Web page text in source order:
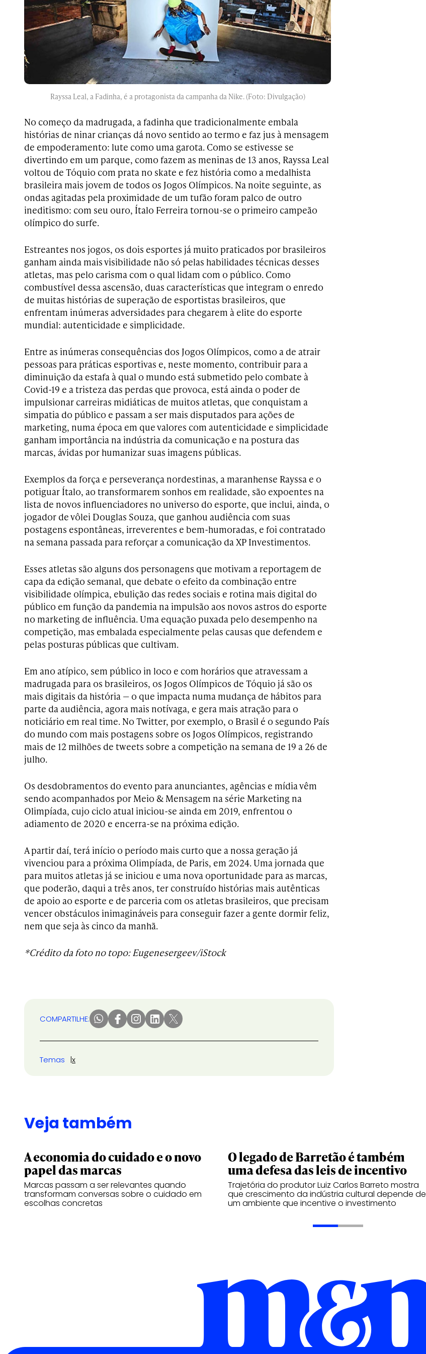
Rayssa Leal, a Fadinha, é a protagonista da campanha da Nike. (Foto: Divulgação)
No começo da madrugada, a fadinha que tradicionalmente embala
histórias de ninar crianças dá novo sentido ao termo e faz jus à mensagem
de empoderamento: lute como uma garota. Como se estivesse se
divertindo em um parque, como fazem as meninas de 13 anos, Rayssa Leal
voltou de Tóquio com prata no skate e fez história como a medalhista
brasileira mais jovem de todos os Jogos Olímpicos. Na noite seguinte, as
ondas agitadas pela proximidade de um tufão foram palco de outro
ineditismo: com seu ouro, Ítalo Ferreira tornou-se o primeiro campeão
olímpico do surfe.
Estreantes nos jogos, os dois esportes já muito praticados por brasileiros
ganham ainda mais visibilidade não só pelas habilidades técnicas desses
atletas, mas pelo carisma com o qual lidam com o público. Como
combustível dessa ascensão, duas características que integram o enredo
de muitas histórias de superação de esportistas brasileiros, que
enfrentam inúmeras adversidades para chegarem à elite do esporte
mundial: autenticidade e simplicidade.
Entre as inúmeras consequências dos Jogos Olímpicos, como a de atrair
pessoas para práticas esportivas e, neste momento, contribuir para a
diminuição da estafa à qual o mundo está submetido pelo combate à
Covid-19 e a tristeza das perdas que provoca, está ainda o poder de
impulsionar carreiras midiáticas de muitos atletas, que conquistam a
simpatia do público e passam a ser mais disputados para ações de
marketing, numa época em que valores com autenticidade e simplicidade
ganham importância na indústria da comunicação e na postura das
marcas, ávidas por humanizar suas imagens públicas.
Exemplos da força e perseverança nordestinas, a maranhense Rayssa e o
potiguar Ítalo, ao transformarem sonhos em realidade, são expoentes na
lista de novos influenciadores no universo do esporte, que inclui, ainda, o
jogador de vôlei Douglas Souza, que ganhou audiência com suas
postagens espontâneas, irreverentes e bem-humoradas, e foi contratado
na semana passada para reforçar a comunicação da XP Investimentos.
Esses atletas são alguns dos personagens que motivam a reportagem de
capa da edição semanal, que debate o efeito da combinação entre
visibilidade olímpica, ebulição das redes sociais e rotina mais digital do
público em função da pandemia na impulsão aos novos astros do esporte
no marketing de influência. Uma equação puxada pelo desempenho na
competição, mas embalada especialmente pelas causas que defendem e
pelas posturas públicas que cultivam.
Em ano atípico, sem público in loco e com horários que atravessam a
madrugada para os brasileiros, os Jogos Olímpicos de Tóquio já são os
mais digitais da história — o que impacta numa mudança de hábitos para
parte da audiência, agora mais notívaga, e gera mais atração para o
noticiário em real time. No Twitter, por exemplo, o Brasil é o segundo País
do mundo com mais postagens sobre os Jogos Olímpicos, registrando
mais de 12 milhões de tweets sobre a competição na semana de 19 a 26 de
julho.
Os desdobramentos do evento para anunciantes, agências e mídia vêm
sendo acompanhados por Meio & Mensagem na série Marketing na
Olimpíada, cujo ciclo atual iniciou-se ainda em 2019, enfrentou o
adiamento de 2020 e encerra-se na próxima edição.
A partir daí, terá início o período mais curto que a nossa geração já
vivenciou para a próxima Olimpíada, de Paris, em 2024. Uma jornada que
para muitos atletas já se iniciou e uma nova oportunidade para as marcas,
que poderão, daqui a três anos, ter construído histórias mais autênticas
de apoio ao esporte e de parceria com os atletas brasileiros, que precisam
vencer obstáculos inimagináveis para conseguir fazer a gente dormir feliz,
nem que seja às cinco da manhã.
*Crédito da foto no topo: Eugenesergeev/iStock
COMPARTILHE:
Temas x
Veja também
A economia do cuidado e o novo
papel das marcas
Marcas passam a ser relevantes quando
transformam conversas sobre o cuidado em
escolhas concretas
O legado de Barretão é também
uma defesa das leis de incentivo
Trajetória do produtor Luiz Carlos Barreto mostra
que crescimento da indústria cultural depende de
um ambiente que incentive o investimento